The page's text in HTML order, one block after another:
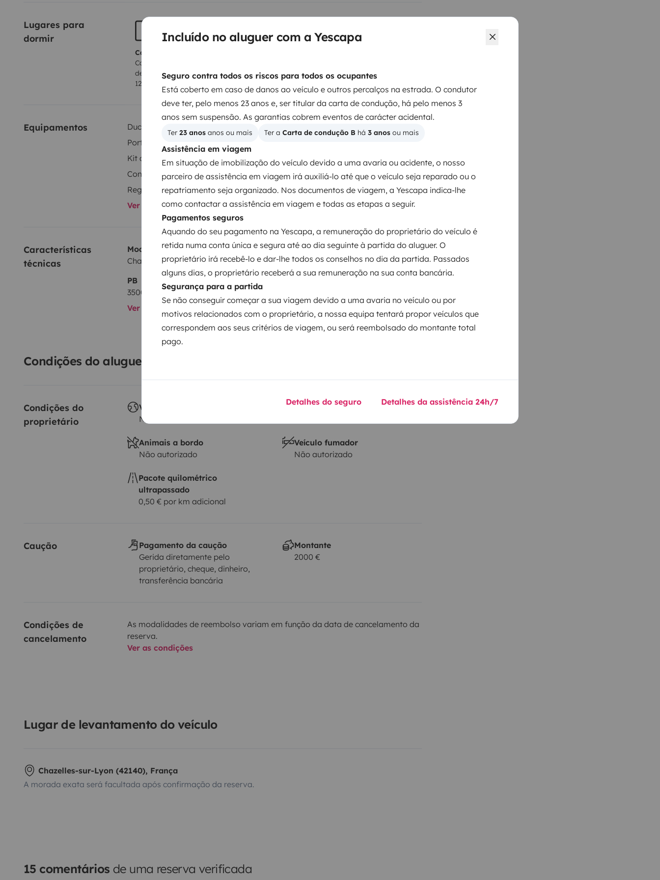
Incluído no aluguer com a Yescapa
Seguro contra todos os riscos para todos os ocupantes
Está coberto em caso de danos ao veículo e outros percalços na estrada. O condutor
deve ter, pelo menos 23 anos e, ser titular da carta de condução, há pelo menos 3
anos sem suspensão. As garantias cobrem eventos de carácter acidental.
Ter 23 anos anos ou mais Ter a Carta de condução B há 3 anos ou mais
Assistência em viagem
Em situação de imobilização do veículo devido a uma avaria ou acidente, o nosso
parceiro de assistência em viagem irá auxiliá-lo até que o veículo seja reparado ou o
repatriamento seja organizado. Nos documentos de viagem, a Yescapa indica-lhe
como contactar a assistência em viagem e todas as etapas a seguir.
Pagamentos seguros
Aquando do seu pagamento na Yescapa, a remuneração do proprietário do veículo é
retida numa conta única e segura até ao dia seguinte à partida do aluguer. O
proprietário irá recebê-lo e dar-lhe todos os conselhos no dia da partida. Passados
alguns dias, o proprietário receberá a sua remuneração na sua conta bancária.
Segurança para a partida
Se não conseguir começar a sua viagem devido a uma avaria no veículo ou por
motivos relacionados com o proprietário, a nossa equipa tentará propor veículos que
correspondem aos seus critérios de viagem, ou será reembolsado do montante total
pago.
Detalhes do seguro Detalhes da assistência 24h/7
Lugares para
dormir
Cama 1
Cama de montar e
desmontar
120x140 cm
85x200 cm
160x200 cm
Equipamentos Duche interior
Porta-bicicletas
Kit de louça
Kit de limpeza
Consumíveis
Direcção assistida
Regulador de velocidade / Cruise Control
Ver todos os equipamentos
Características
técnicas
Modelo
Challenger 43
Data de circulação
2013
PB
3500 kg
Ver todas as características
Condições do aluguer
Condições do
proprietário
Viagem ao estrangeiro
Não autorizado
Carta de condução
Animais a bordo
Não autorizado
Veículo fumador
Não autorizado
Pacote quilométrico
ultrapassado
0,50 € por km adicional
Caução
Pagamento da caução
Gerida diretamente pelo
proprietário, cheque, dinheiro,
transferência bancária
Montante
2000 €
Condições de
cancelamento
As modalidades de reembolso variam em função da data de cancelamento da
reserva.
Ver as condições
Lugar de levantamento do veículo
Chazelles-sur-Lyon (42140), França
A morada exata será facultada após confirmação da reserva.
15 comentários de uma reserva verificada